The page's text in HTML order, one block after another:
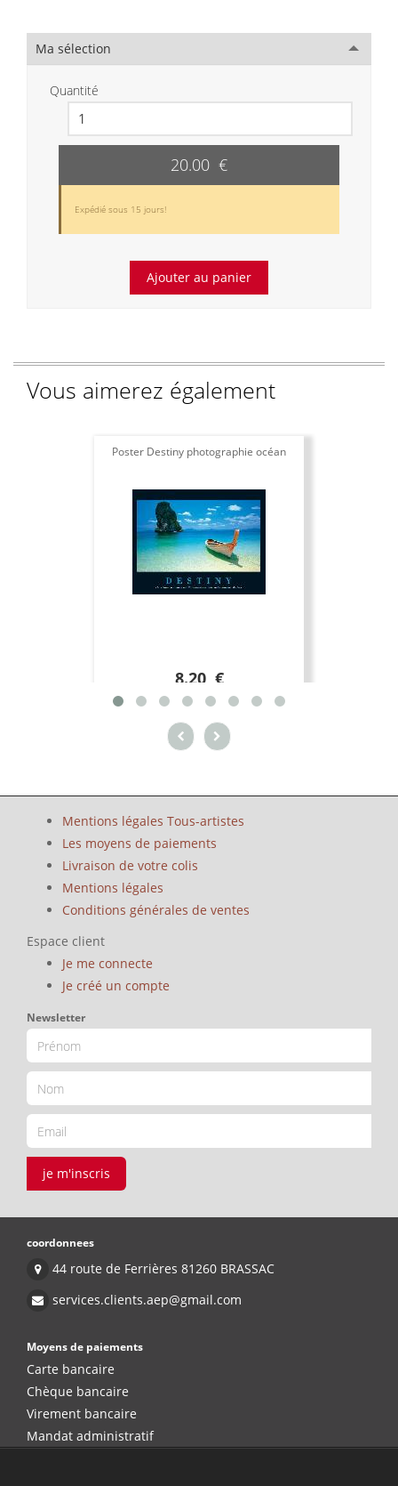
Ma sélection
Quantité
20.00 €
Expédié sous 15 jours!
Vous aimerez également
Poster Destiny photographie océan
8.20 €
Mentions légales Tous-artistes
Les moyens de paiements
Livraison de votre colis
Mentions légales
Conditions générales de ventes
Espace client
Je me connecte
Je créé un compte
Newsletter
je m'inscris
coordonnees
44 route de Ferrières 81260 BRASSAC
services.clients.aep@gmail.com
Moyens de paiements
Carte bancaire
Chèque bancaire
Virement bancaire
Mandat administratif